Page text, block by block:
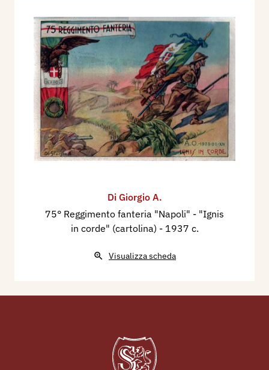
Di Giorgio A.
75° Reggimento fanteria "Napoli" - "Ignis
in corde" (cartolina) - 1937 c.
Visualizza scheda